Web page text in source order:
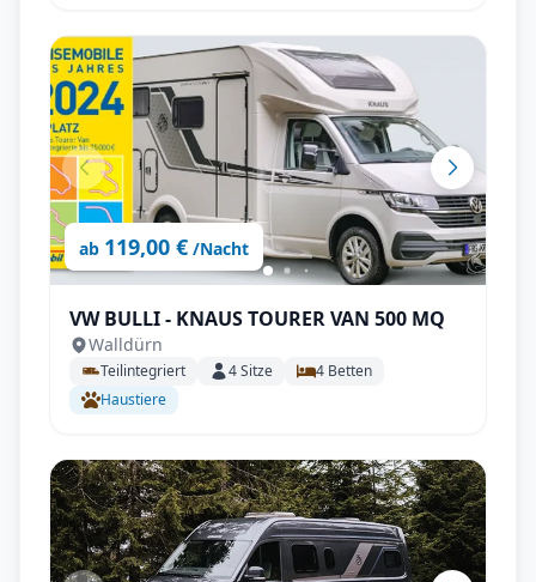
ab 119,00 € /Nacht
VW BULLI - KNAUS TOURER VAN 500 MQ
Walldürn
Teilintegriert 4Sitze 4 Betten
Haustiere